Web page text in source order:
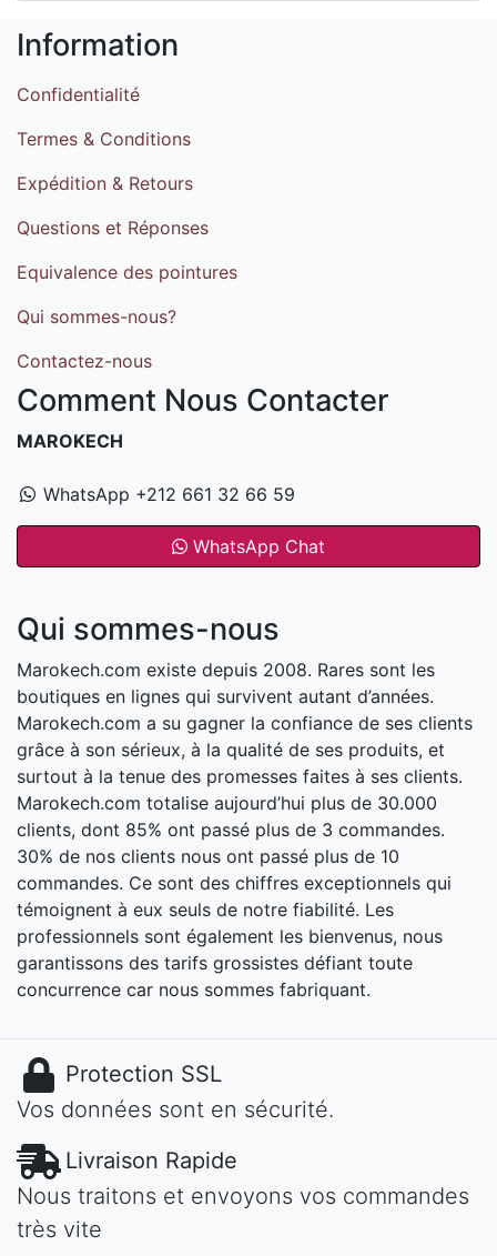
Information
Confidentialité
Termes & Conditions
Expédition & Retours
Questions et Réponses
Equivalence des pointures
Qui sommes-nous?
Contactez-nous
Comment Nous Contacter
MAROKECH
WhatsApp +212 661 32 66 59
WhatsApp Chat
Qui sommes-nous
Marokech.com existe depuis 2008. Rares sont les
boutiques en lignes qui survivent autant d’années.
Marokech.com a su gagner la confiance de ses clients
grâce à son sérieux, à la qualité de ses produits, et
surtout à la tenue des promesses faites à ses clients.
Marokech.com totalise aujourd’hui plus de 30.000
clients, dont 85% ont passé plus de 3 commandes.
30% de nos clients nous ont passé plus de 10
commandes. Ce sont des chiffres exceptionnels qui
témoignent à eux seuls de notre fiabilité. Les
professionnels sont également les bienvenus, nous
garantissons des tarifs grossistes défiant toute
concurrence car nous sommes fabriquant.
Protection SSL
Vos données sont en sécurité.
Livraison Rapide
Nous traitons et envoyons vos commandes
très vite